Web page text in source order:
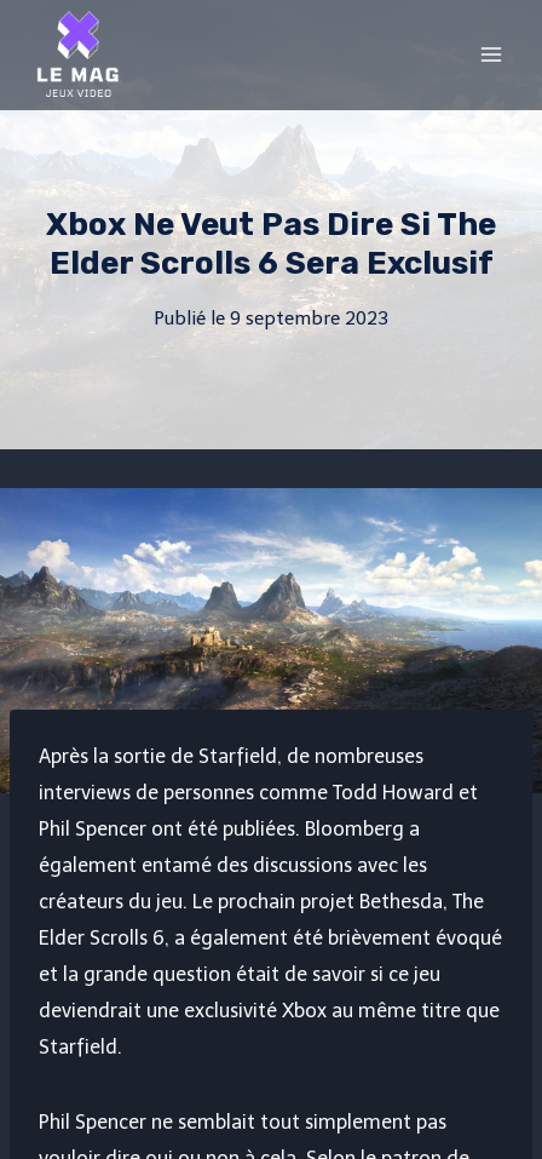
content
Xbox Ne Veut Pas Dire Si The
Elder Scrolls 6 Sera Exclusif
Publié le 9 septembre 2023
Après la sortie de Starfield, de nombreuses
interviews de personnes comme Todd Howard et
Phil Spencer ont été publiées. Bloomberg a
également entamé des discussions avec les
créateurs du jeu. Le prochain projet Bethesda, The
Elder Scrolls 6, a également été brièvement évoqué
et la grande question était de savoir si ce jeu
deviendrait une exclusivité Xbox au même titre que
Starfield.
Phil Spencer ne semblait tout simplement pas